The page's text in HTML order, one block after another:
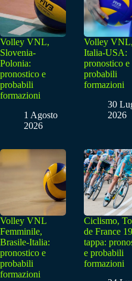
Volley VNL,
Slovenia-
Polonia:
pronostico e
probabili
formazioni
1 Agosto
2026
Volley VNL,
Italia-USA:
pronostico e
probabili
formazioni
30
2026
Volley VNL
Femminile,
Brasile-Italia:
pronostico e
probabili
formazioni
Ciclismo,
de France
tappa:
e probabili
formazioni